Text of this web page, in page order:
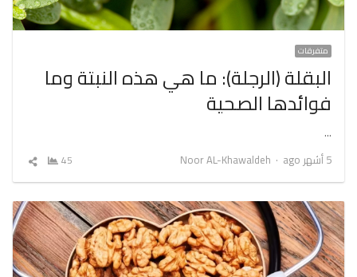
متفرقات
البقلة (الرجلة): ما هي هذه النبتة وما
فوائدها الصحية
…
5 أشهر ago
Author
Noor AL-Khawaldeh
45
شارك